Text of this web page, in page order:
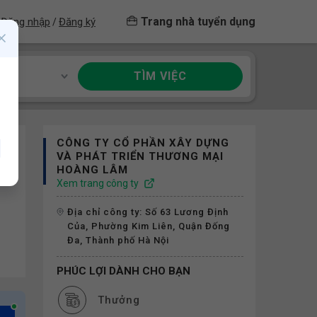
Đăng nhập / Đăng ký Trang nhà tuyển dụng
TÌM VIỆC
CÔNG TY CỔ PHẦN XÂY DỰNG
VÀ PHÁT TRIỂN THƯƠNG MẠI
HOÀNG LÂM
Xem trang công ty
Địa chỉ công ty: Số 63 Lương Định
Của, Phường Kim Liên, Quận Đống
Đa, Thành phố Hà Nội
PHÚC LỢI DÀNH CHO BẠN
Thưởng